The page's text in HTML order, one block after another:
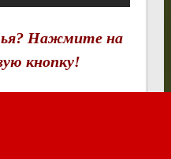
Нажмите на
кнопку!